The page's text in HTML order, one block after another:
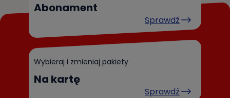
Abonament
Sprawdź
Wybieraj i zmieniaj pakiety
Na kartę
Sprawdź